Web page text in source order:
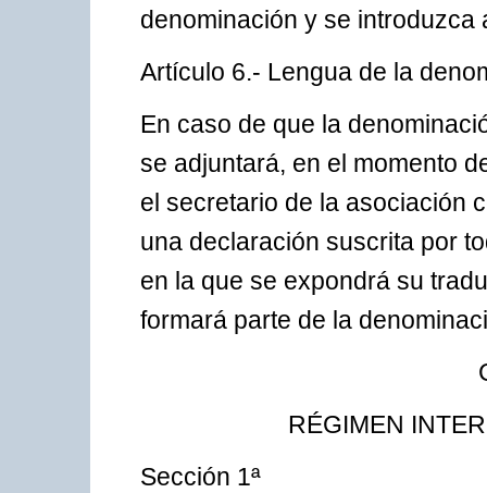
denominación y se
Artículo 6.- Lengua de la
En caso de que la
se adjuntará, en el momento
el secretario de la asociación
una declaración suscrita por
en la que se expondrá su
formará parte de la
RÉGIMEN
Sección 1ª